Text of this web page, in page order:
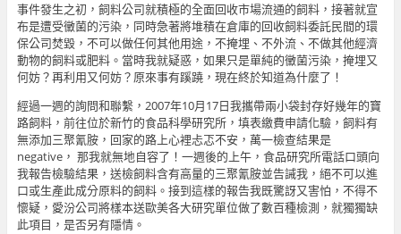
事件發生之初，飼料公司就積極的全面回收市場流通的飼料，接著就宣
布是遭受黴菌的污染，同時急著將堆積在倉庫的回收飼料委託民間的環
保公司焚毀，不可以做任何其他用途，不掩埋、不外流、不做其他經濟
動物的飼料或肥料。當時我就疑惑，如果只是單純的黴菌污染，掩埋又
何妨？再利用又何妨？原來事有蹊蹺，現在終於知道為什麼了！
經過一週的詢問和聯繫，2007年10月17日我攜帶兩小袋封存好幾年的寶
路飼料，前往位於新竹的食品科學研究所，填表繳費申請化驗，飼料有
無添加三聚氰胺，回家的路上心裡忐忑不安，萬一檢查結果是
negative， 那我就無地自容了！一週後的上午，食品研究所電話口頭向
我報告檢驗結果，送檢飼料含有高量的三聚氰胺並告誡我，絕不可以進
口或生產此成分原料的飼料。接到這樣的報告我既驚訝又害怕，不得不
懷疑，愛汾公司將樣本送歐美各大研究單位做了數百種檢測，就獨獨缺
此項目，是否另有隱情。